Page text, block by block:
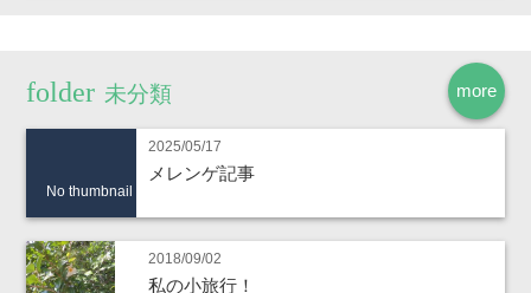
more
未分類
No thumbnail
2025/05/17
メレンゲ記事
2018/09/02
私の小旅行！